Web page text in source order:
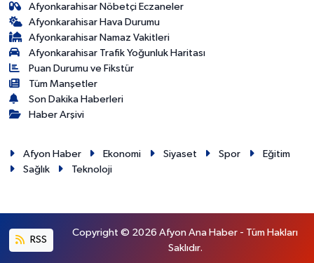
Afyonkarahisar Nöbetçi Eczaneler
Afyonkarahisar Hava Durumu
Afyonkarahisar Namaz Vakitleri
Afyonkarahisar Trafik Yoğunluk Haritası
Puan Durumu ve Fikstür
Tüm Manşetler
Son Dakika Haberleri
Haber Arşivi
Afyon Haber Ekonomi Siyaset Spor
Eğitim
Sağlık
Teknoloji
RSS
Copyright © 2026 Afyon Ana Haber - Tüm Hakları
Saklıdır.